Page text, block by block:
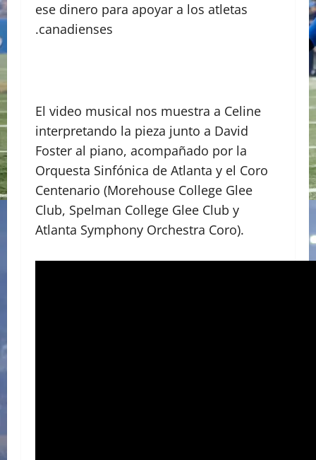
ese dinero para apoyar a los atletas
.canadienses
El video musical nos muestra a Celine
interpretando la pieza junto a David
Foster al piano, acompañado por la
Orquesta Sinfónica de Atlanta y el Coro
Centenario (Morehouse College Glee
Club, Spelman College Glee Club y
Atlanta Symphony Orchestra Coro).